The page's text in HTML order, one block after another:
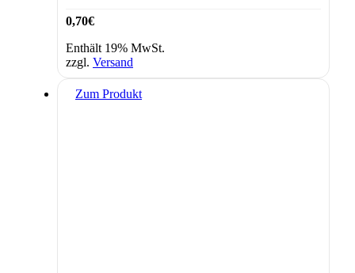
0,70€
Enthält 19% MwSt.
zzgl. Versand
Zum Produkt